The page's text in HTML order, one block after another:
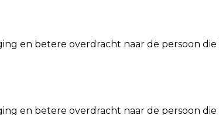
en betere overdracht naar de persoon
en betere overdracht naar de persoon